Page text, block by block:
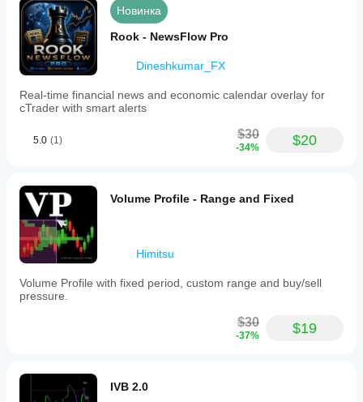
Новинка
Rook - NewsFlow Pro
Dineshkumar_FX
Real-time financial news and economic calendar overlay for
cTrader with smart alerts
5.0 (1) $30
-34% $20
Volume Profile - Range and Fixed
Himitsu
Volume Profile with fixed period, custom range and buy/sell
pressure.
$30
-37% $19
IVB 2.0